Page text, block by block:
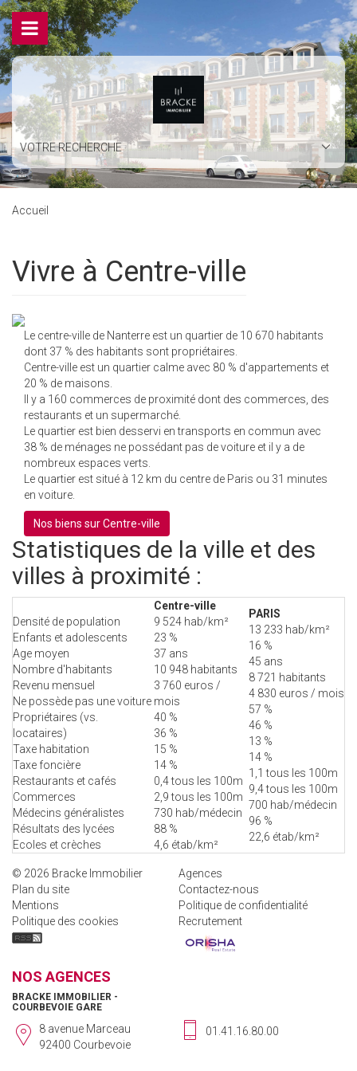
VOTRE RECHERCHE
Accueil
Vivre à Centre-ville
Le centre-ville de Nanterre est un quartier de 10 670 habitants
dont 37 % des habitants sont propriétaires.
Centre-ville est un quartier calme avec 80 % d'appartements et
20 % de maisons.
Il y a 160 commerces de proximité dont des commerces, des
restaurants et un supermarché.
Le quartier est bien desservi en transports en commun avec
38 % de ménages ne possédant pas de voiture et il y a de
nombreux espaces verts.
Le quartier est situé à 12 km du centre de Paris ou 31 minutes
en voiture.
Nos biens sur Centre-ville
Statistiques de la ville et des
villes à proximité :
Densité de population
Enfants et adolescents
Age moyen
Nombre d'habitants
Revenu mensuel
Ne possède pas une voiture
Propriétaires (vs.
locataires)
Taxe habitation
Taxe foncière
Restaurants et cafés
Commerces
Médecins généralistes
Résultats des lycées
Ecoles et crèches
Centre-ville
9 524 hab/km²
23 %
37 ans
10 948 habitants
3 760 euros /
mois
40 %
36 %
15 %
14 %
0,4 tous les 100m
2,9 tous les 100m
730 hab/médecin
88 %
4,6 étab/km²
PARIS
13 233 hab/km²
16 %
45 ans
8 721 habitants
4 830 euros / mois
57 %
46 %
13 %
14 %
1,1 tous les 100m
9,4 tous les 100m
700 hab/médecin
96 %
22,6 étab/km²
© 2026 Bracke Immobilier
Agences
Plan du site
Contactez-nous
Mentions
Politique de confidentialité
Politique des cookies
Recrutement
NOS AGENCES
BRACKE IMMOBILIER -
COURBEVOIE GARE
8 avenue Marceau
92400 Courbevoie
01.41.16.80.00